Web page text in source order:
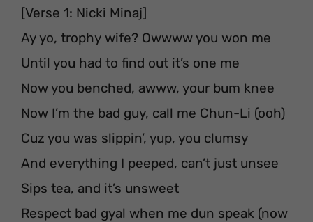
[Verse 1: Nicki Minaj]
Ay yo, trophy wife? Owwww you won me
Until you had to find out it’s one me
Now you benched, awww, your bum knee
Now I’m the bad guy, call me Chun-Li (ooh)
Cuz you was slippin’, yup, you clumsy
And everything I peeped, can’t just unsee
Sips tea, and it’s unsweet
Respect bad gyal when me dun speak (now